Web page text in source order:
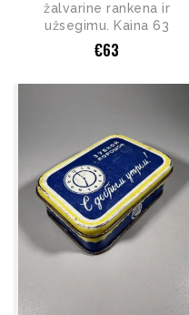
žalvarine rankena ir
užsegimu. Kaina 63
€63